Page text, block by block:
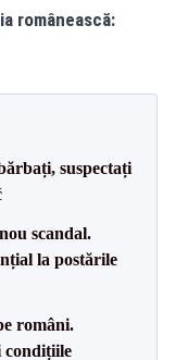
românească:
suspectați
scandal.
la postările
români.
condițiile